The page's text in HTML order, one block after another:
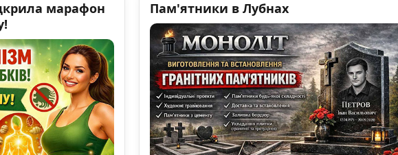
марафон
Пам'ятники в Лубнах